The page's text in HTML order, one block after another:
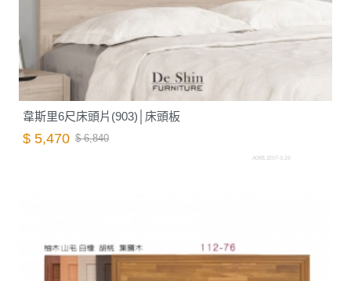
韋斯里6尺床頭片(903)│床頭板
$ 5,470 $ 6,840
A088.2207-3.26